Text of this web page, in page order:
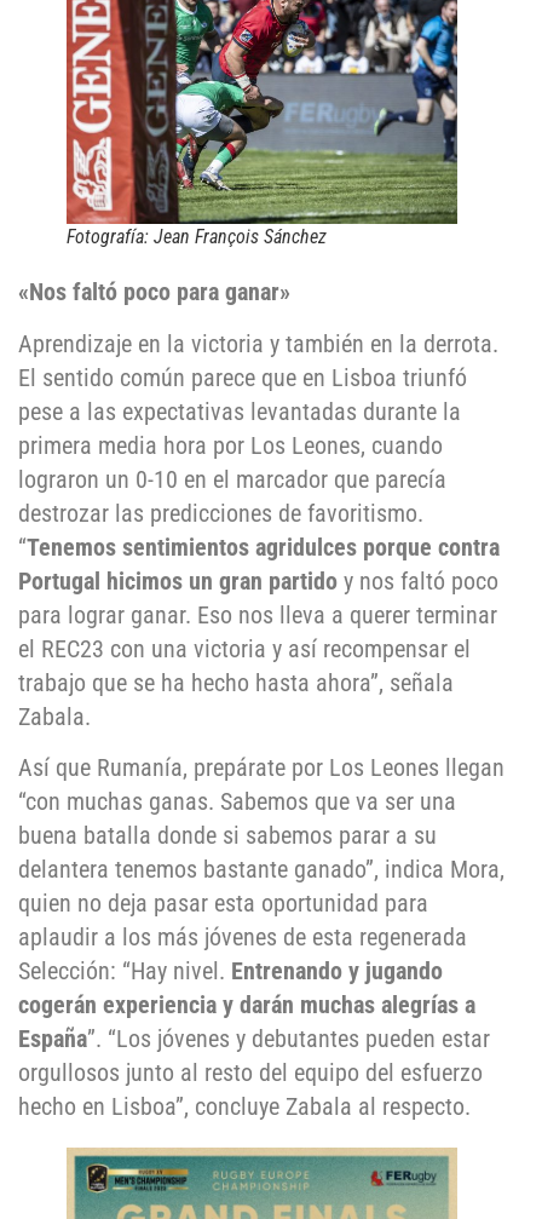
Fotografía: Jean François Sánchez
«Nos faltó poco para ganar»
Aprendizaje en la victoria y también en la derrota.
El sentido común parece que en Lisboa triunfó
pese a las expectativas levantadas durante la
primera media hora por Los Leones, cuando
lograron un 0-10 en el marcador que parecía
destrozar las predicciones de favoritismo.
“Tenemos sentimientos agridulces porque contra
Portugal hicimos un gran partido y nos faltó poco
para lograr ganar. Eso nos lleva a querer terminar
el REC23 con una victoria y así recompensar el
trabajo que se ha hecho hasta ahora”, señala
Zabala.
Así que Rumanía, prepárate por Los Leones llegan
“con muchas ganas. Sabemos que va ser una
buena batalla donde si sabemos parar a su
delantera tenemos bastante ganado”, indica Mora,
quien no deja pasar esta oportunidad para
aplaudir a los más jóvenes de esta regenerada
Selección: “Hay nivel. Entrenando y jugando
cogerán experiencia y darán muchas alegrías a
España”. “Los jóvenes y debutantes pueden estar
orgullosos junto al resto del equipo del esfuerzo
hecho en Lisboa”, concluye Zabala al respecto.